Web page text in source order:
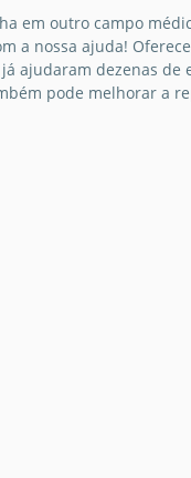
em outro campo
a nossa ajuda!
ajudaram dezenas
pode melhorar a